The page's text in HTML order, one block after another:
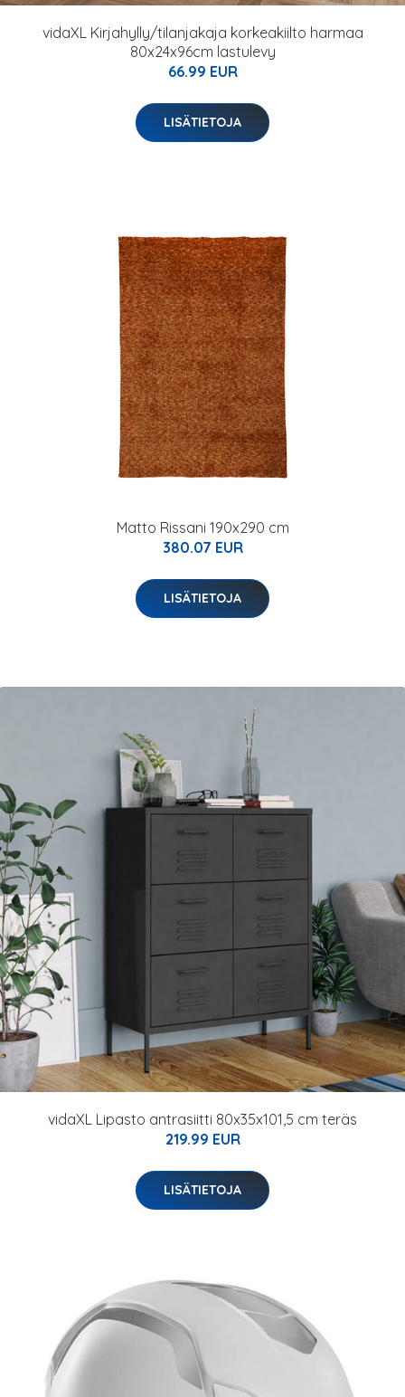
vidaXL Kirjahylly/tilanjakaja korkeakiilto harmaa
80x24x96cm lastulevy
66.99 EUR
LISÄTIETOJA
Matto Rissani 190x290 cm
380.07 EUR
LISÄTIETOJA
vidaXL Lipasto antrasiitti 80x35x101,5 cm teräs
219.99 EUR
LISÄTIETOJA